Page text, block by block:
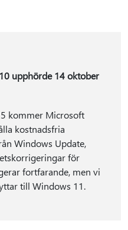
upphörde 14 oktober
kommer Microsoft
kostnadsfria
Windows Update,
för
fortfarande, men vi
till Windows 11.